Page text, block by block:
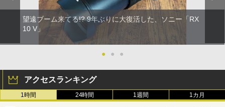
望遠ブーム来てる!? 9年ぶりに大復活した、ソニー「RX
10 V」
● ● ●
アクセスランキング
1時間 24時間 1週間 1カ月